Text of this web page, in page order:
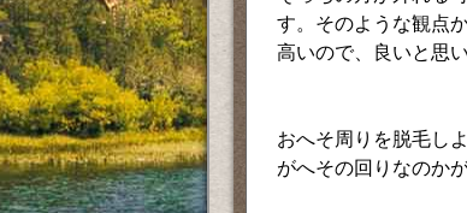
す。そのような観点
高いので、良いと思い
おへそ周りを脱毛し
がへその回りなのか